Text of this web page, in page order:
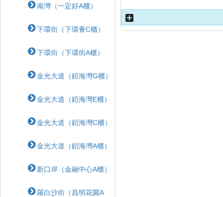
南灣（一定好A櫃）
下環街（下環薈C櫃）
下環街（下環街A櫃）
金光大道（銆海灣G櫃）
金光大道（銆海灣E櫃）
金光大道（銆海灣C櫃）
金光大道（銆海灣A櫃）
新口岸（金融中心A櫃）
羅白沙街（昌明花園A